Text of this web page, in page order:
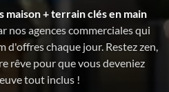
maison + terrain clés en main
nos agences commerciales qui
d'offres chaque jour. Restez zen,
rêve pour que vous deveniez
tout inclus !